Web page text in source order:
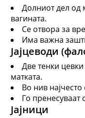
Долниот дел од
вагината.
Се отвора за
Има важна
Јајцеводи
Две тенки цевки
матката.
Во нив
Го пренесуваат
Јајници